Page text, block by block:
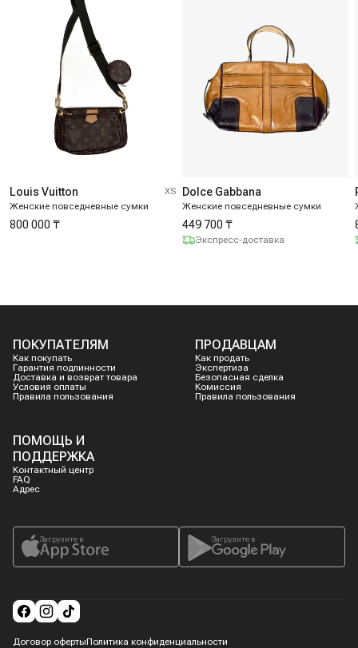
Louis Vuitton
Женские повседневные сумки
XS
800 000 ₸
Dolce Gabbana
Женские повседневные сумки
449 700 ₸
Экспресс-доставка
ПОКУПАТЕЛЯМ
Как покупать
Гарантия подлинности
Доставка и возврат товара
Условия оплаты
Правила пользования
ПРОДАВЦАМ
Как продать
Экспертиза
Безопасная сделка
Комиссия
Правила пользования
ПОМОЩЬ И
ПОДДЕРЖКА
Контактный центр
FAQ
Адрес
Загрузите в Загрузите в
Договор офертыПолитика конфиденциальности